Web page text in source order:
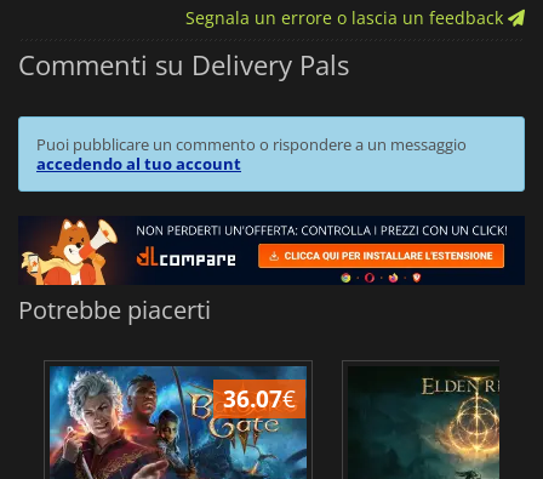
Segnala un errore o lascia un feedback
Commenti su Delivery Pals
Puoi pubblicare un commento o rispondere a un messaggio
accedendo al tuo account
Potrebbe piacerti
36.07€